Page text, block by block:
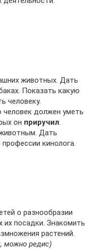
животных. Дать
Показать какую
человеку.
должен уметь
он приручил.
Дать
кинолога.
о разнообразии
их посадки. Знакомить
растений.
можно редис)